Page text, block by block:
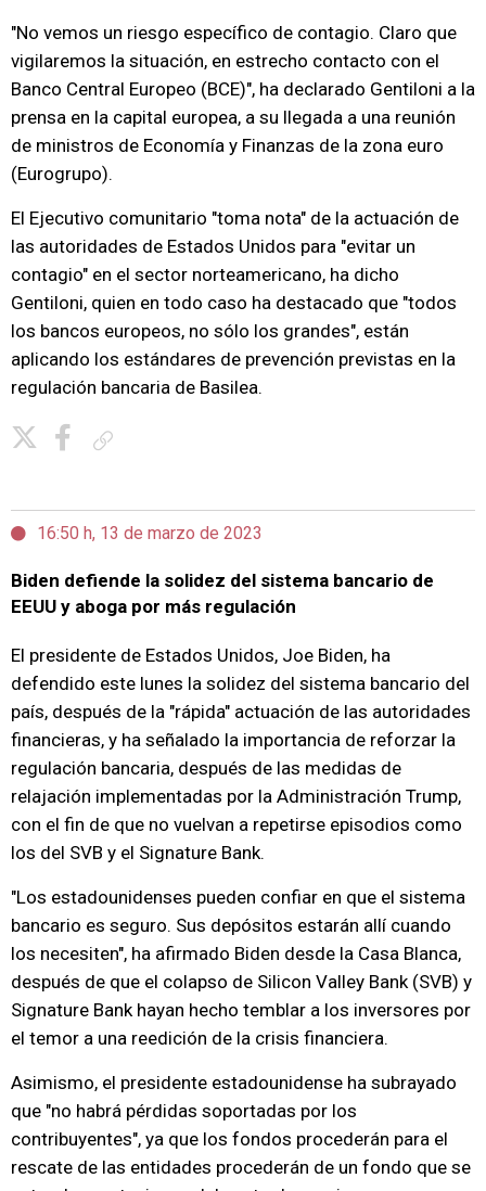
"No vemos un riesgo específico de contagio. Claro que
vigilaremos la situación, en estrecho contacto con el
Banco Central Europeo (BCE)", ha declarado Gentiloni a la
prensa en la capital europea, a su llegada a una reunión
de ministros de Economía y Finanzas de la zona euro
(Eurogrupo).
El Ejecutivo comunitario "toma nota" de la actuación de
las autoridades de Estados Unidos para "evitar un
contagio" en el sector norteamericano, ha dicho
Gentiloni, quien en todo caso ha destacado que "todos
los bancos europeos, no sólo los grandes", están
aplicando los estándares de prevención previstas en la
regulación bancaria de Basilea.
16:50 h, 13 de marzo de 2023
Biden defiende la solidez del sistema bancario de
EEUU y aboga por más regulación
El presidente de Estados Unidos, Joe Biden, ha
defendido este lunes la solidez del sistema bancario del
país, después de la "rápida" actuación de las autoridades
financieras, y ha señalado la importancia de reforzar la
regulación bancaria, después de las medidas de
relajación implementadas por la Administración Trump,
con el fin de que no vuelvan a repetirse episodios como
los del SVB y el Signature Bank.
"Los estadounidenses pueden confiar en que el sistema
bancario es seguro. Sus depósitos estarán allí cuando
los necesiten", ha afirmado Biden desde la Casa Blanca,
después de que el colapso de Silicon Valley Bank (SVB) y
Signature Bank hayan hecho temblar a los inversores por
el temor a una reedición de la crisis financiera.
Asimismo, el presidente estadounidense ha subrayado
que "no habrá pérdidas soportadas por los
contribuyentes", ya que los fondos procederán para el
rescate de las entidades procederán de un fondo que se